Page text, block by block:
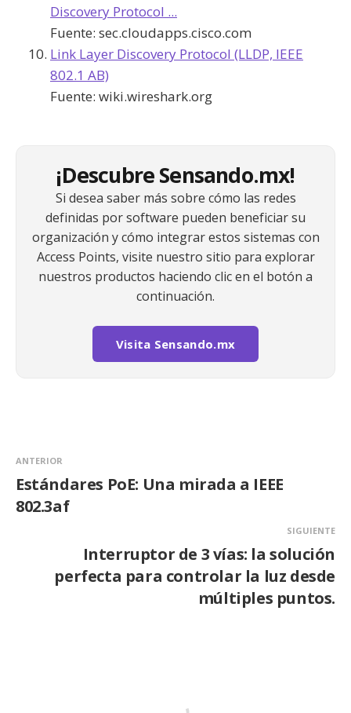
Discovery Protocol ...
Fuente: sec.cloudapps.cisco.com
Link Layer Discovery Protocol (LLDP, IEEE
802.1 AB)
Fuente: wiki.wireshark.org
¡Descubre Sensando.mx!
Si desea saber más sobre cómo las redes
definidas por software pueden beneficiar su
organización y cómo integrar estos sistemas con
Access Points, visite nuestro sitio para explorar
nuestros productos haciendo clic en el botón a
continuación.
Visita Sensando.mx
ANTERIOR
Estándares PoE: Una mirada a IEEE
802.3af
SIGUIENTE
Interruptor de 3 vías: la solución
perfecta para controlar la luz desde
múltiples puntos.